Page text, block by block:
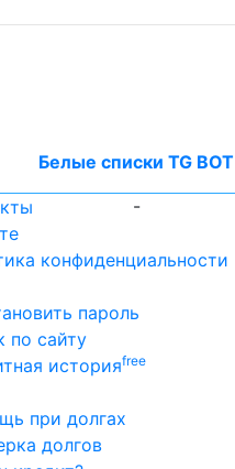
Белые списки TG BOT
-
конфиденциальности
пароль
по сайту
историяfree
при долгах
долгов